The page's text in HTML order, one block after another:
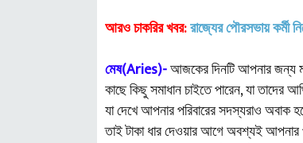
আরও চাকরির খবর:রাজ্যের পৌরসভায়
মেষ(Aries)-আজকের দিনটি আপনার জন্য
কাছে কিছু সমাধান চাইতে পারেন, যা
যা দেখে আপনার পরিবারের সদস্যরাও অবাক
তাই টাকা ধার দেওয়ার আগে অবশ্যই আপনার